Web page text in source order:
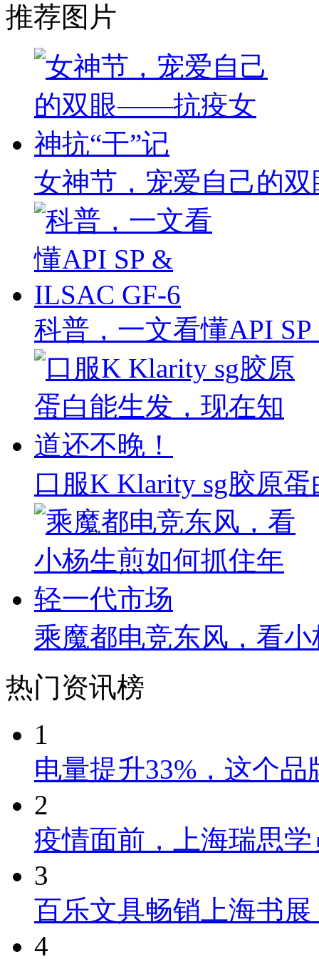
推荐图片
女神节，宠爱自己的
科普，一文看懂API
口服K Klarity sg胶原
乘魔都电竞东风，看
热门资讯榜
1
电量提升33%，这个
2
疫情面前，上海瑞思
3
百乐文具畅销上海书
4